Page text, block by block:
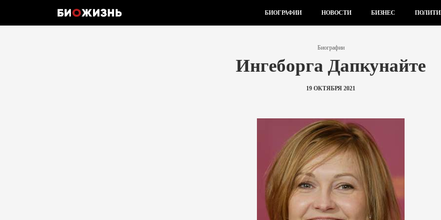
БИОГРАФИИ НОВОСТИ БИЗНЕС
Биографии
Ингеборга Дапкунайте
19 ОКТЯБРЯ 2021